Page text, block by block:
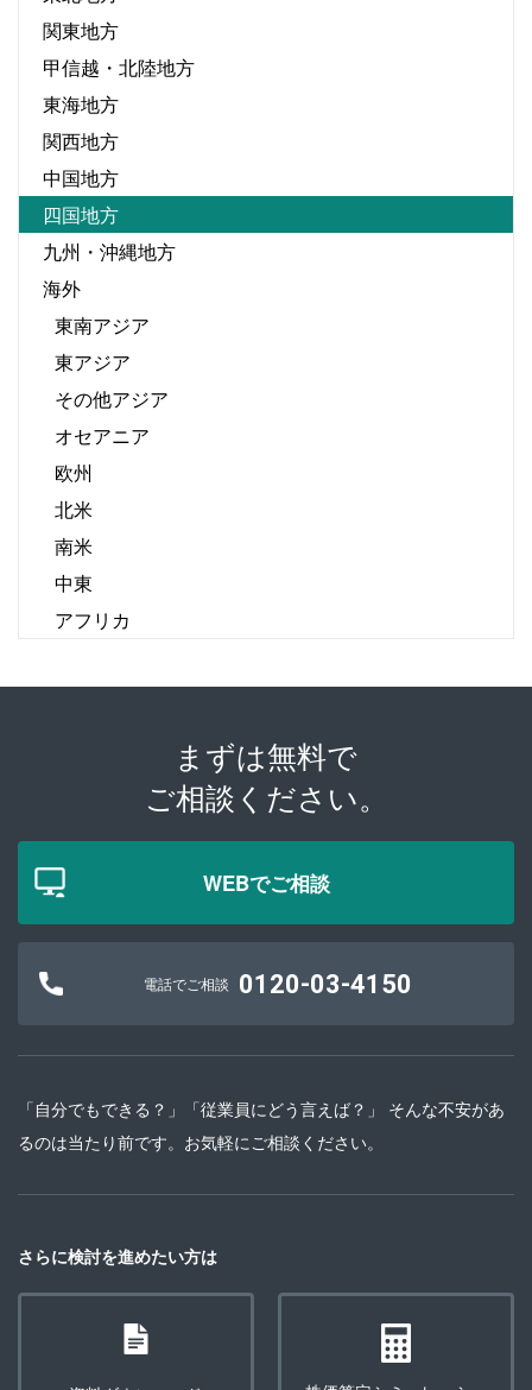
関東地方
甲信越・北陸地方
東海地方
関西地方
中国地方
四国地方
九州・沖縄地方
海外
東南アジア
東アジア
その他アジア
オセアニア
欧州
北米
南米
中東
アフリカ
まずは無料で
ご相談ください。
WEBでご相談
電話でご相談 0120-03-4150
「自分でもできる？」「従業員にどう言えば？」 そんな不安があ
るのは当たり前です。お気軽にご相談ください。
さらに検討を進めたい方は